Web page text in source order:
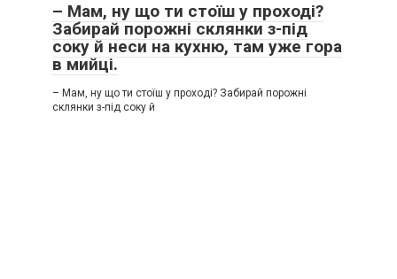
– Мам, ну що ти стоїш у проході?
Забирай порожні склянки з-під
соку й неси на кухню, там уже гора
в мийці.
– Мам, ну що ти стоїш у проході? Забирай порожні
склянки з-під соку й